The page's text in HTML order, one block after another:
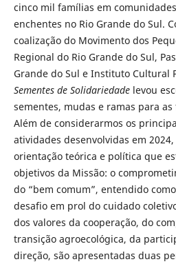
cinco mil famílias em
enchentes no Rio Grande do Sul.
coalização do Movimento dos
Regional do Rio Grande do Sul,
Grande do Sul e Instituto Cultural
Sementes de Solidariedadelevou
sementes, mudas e ramas para
Além de considerarmos os
atividades desenvolvidas em
orientação teórica e política que
objetivos da Missão: o
do “bem comum”, entendido
desafio em prol do cuidado
dos valores da cooperação, do
transição agroecológica, da
direção, são apresentadas duas